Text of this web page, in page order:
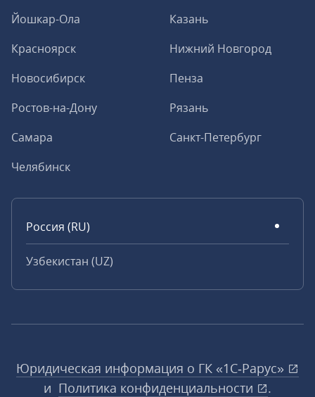
Йошкар-Ола
Казань
Красноярск
Нижний Новгород
Новосибирск
Пенза
Ростов-на-Дону
Рязань
Самара
Санкт-Петербург
Челябинск
Россия (RU)
Узбекистан (UZ)
Юридическая информация о ГК «1С‑Рарус»
и Политика конфиденциальности
.